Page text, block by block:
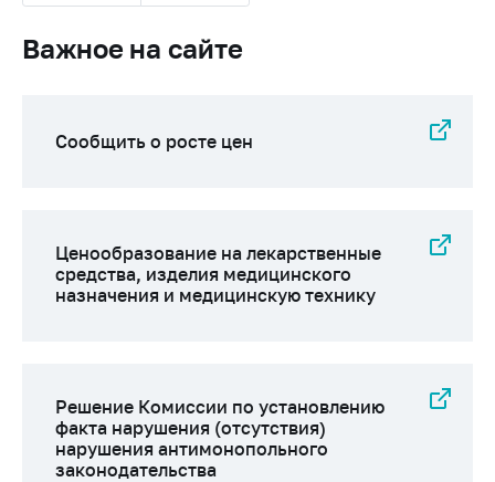
Важное на сайте
Сообщить о росте цен
Ценообразование на лекарственные
средства, изделия медицинского
назначения и медицинскую технику
Решение Комиссии по установлению
факта нарушения (отсутствия)
нарушения антимонопольного
законодательства